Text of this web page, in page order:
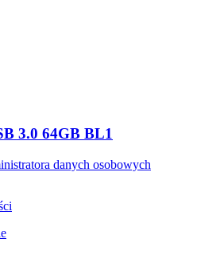
3.0 64GB BL1
danych osobowych